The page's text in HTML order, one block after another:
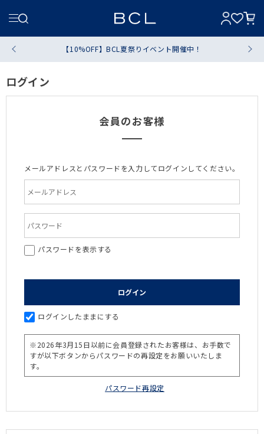
【10%OFF】BCL夏祭りイベント開催中！
ログイン
会員のお客様
メールアドレスとパスワードを入力してログインしてください。
パスワードを表示する
ログインしたままにする